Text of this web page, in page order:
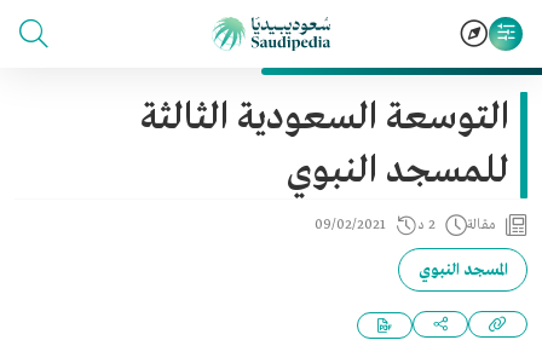
التوسعة السعودية الثالثة
للمسجد النبوي
مقالة 2 د 09/02/2021
المسجد النبوي